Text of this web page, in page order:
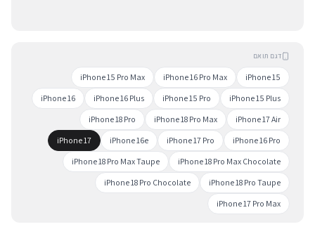
דגם תואם
iPhone 15
iPhone 16 Pro Max
iPhone 15 Pro Max
iPhone 15 Plus
iPhone 15 Pro
iPhone 16 Plus
iPhone 16
iPhone 17 Air
iPhone 18 Pro Max
iPhone 18 Pro
iPhone 16 Pro
iPhone 17 Pro
iPhone 16e
iPhone 17
iPhone 18 Pro Max Chocolate
iPhone 18 Pro Max Taupe
iPhone 18 Pro Taupe
iPhone 18 Pro Chocolate
iPhone 17 Pro Max